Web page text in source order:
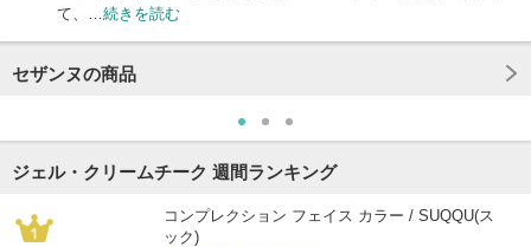
て、… 続きを読む
セザンヌの商品
ジェル・クリームチーク 週間ランキング
コンプレクション フェイス カラー / SUQQU(ス
ック)